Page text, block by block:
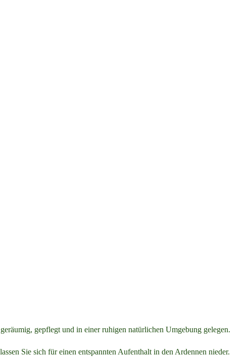
gepflegt und in einer ruhigen natürlichen Umgebung gelegen.
Sie sich für einen entspannten Aufenthalt in den Ardennen nieder.